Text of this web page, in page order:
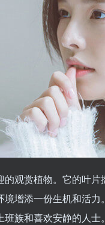
观赏植物。它的叶
增添一份生机和活
族和喜欢安静的人士。